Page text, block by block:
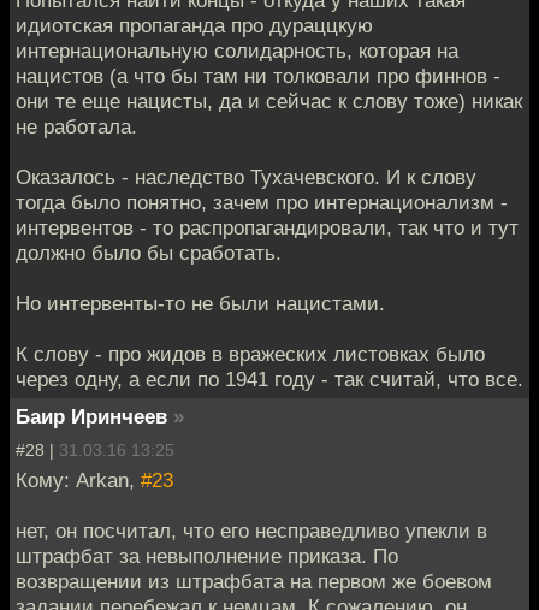
идиотская пропаганда про дураццкую
интернациональную солидарность, которая на
нацистов (а что бы там ни толковали про финнов -
они те еще нацисты, да и сейчас к слову тоже) никак
не работала.
Оказалось - наследство Тухачевского. И к слову
тогда было понятно, зачем про интернационализм -
интервентов - то распропагандировали, так что и тут
должно было бы сработать.
Но интервенты-то не были нацистами.
К слову - про жидов в вражеских листовках было
через одну, а если по 1941 году - так считай, что все.
Баир Иринчеев »
#28 | 31.03.16 13:25
Кому: Arkan, #23
нет, он посчитал, что его несправедливо упекли в
штрафбат за невыполнение приказа. По
возвращении из штрафбата на первом же боевом